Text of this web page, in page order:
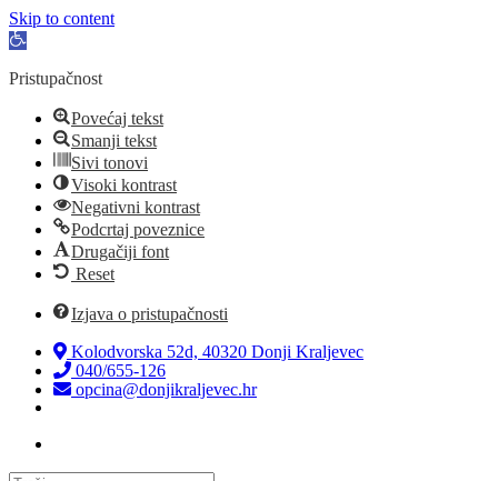
Skip to content
Open
Pristupačnost
Povećaj tekst
Smanji tekst
Sivi tonovi
Visoki kontrast
Negativni kontrast
Podcrtaj poveznice
Drugačiji font
Reset
Izjava o pristupačnosti
Kolodvorska 52d, 40320 Donji Kraljevec
040/655-126
opcina@donjikraljevec.hr